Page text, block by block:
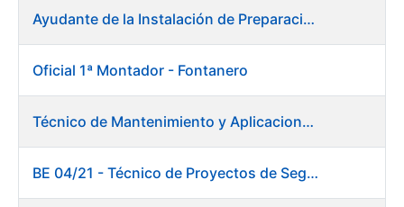
Ayudante de la Instalación de Preparación de Pastas
Oficial 1ª Montador - Fontanero
Técnico de Mantenimiento y Aplicaciones Industriales
BE 04/21 - Técnico de Proyectos de Seguridad